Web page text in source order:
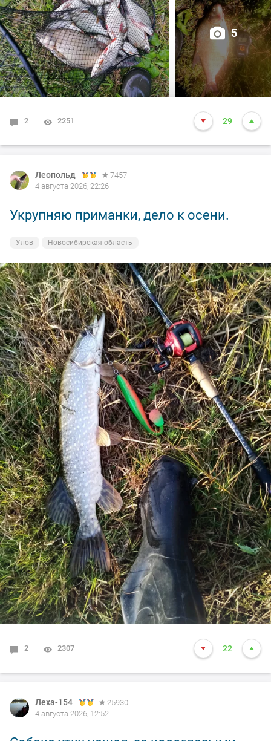
5
2 2251 29
Леопольд
7457
4 августа 2026, 22:26
Укрупняю приманки, дело к осени.
Улов Новосибирская область
2 2307 22
Леха-154
25930
4 августа 2026, 12:52